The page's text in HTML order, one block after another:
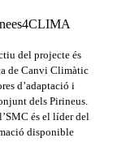
del projecte és
de Canvi Climàtic
d’adaptació i
dels Pirineus.
és el líder del
disponible